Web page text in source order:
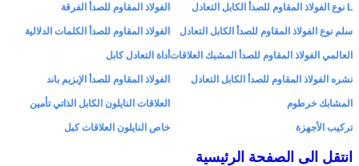
L نوع الفولاذ المقاوم للصدأ الكابل التعادل الفولاذ المقاوم للصدأ الفرقة
سلم نوع الفولاذ المقاوم للصدأ الكابل التعادل الفولاذ المقاوم للصدأ الكلمات الدلالية
العالمي الفولاذ المقاوم للصدأ المشبك العلاقاتأداة التعادل كابل
نشره الفولاذ المقاوم للصدأ الكابل التعادل الفولاذ المقاوم للصدأ الإبزيم باند
المشابك خرطوم العلاقات النايلون الكابل الذاتي تأمين
تركيب الأجهزة خاص النايلون العلاقات كبل
انتقل الى الصفحة الرئيسية